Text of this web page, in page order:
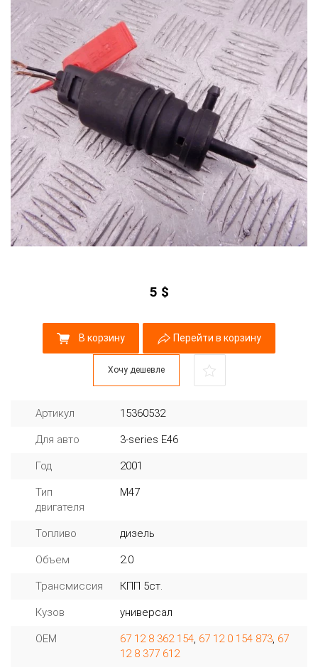
5 $
В корзину Перейти в корзину
Хочу дешевле
Артикул 15360532
Для авто 3-series E46
Год 2001
Тип
двигателя
M47
Топливо дизель
Объем 2.0
Трансмиссия КПП 5ст.
Кузов универсал
OEM 67 12 8 362 154, 67 12 0 154 873, 67
12 8 377 612